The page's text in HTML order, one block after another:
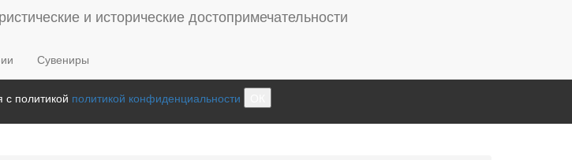
Сувениры
политикой политикой конфиденциальности